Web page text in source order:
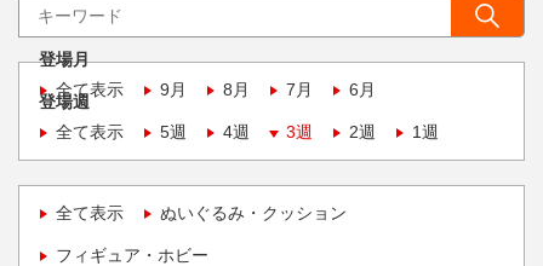
登場月
全て表示
9月 8月 7月 6月
登場週
全て表示
5週 4週 3週 2週 1週
全て表示 ぬいぐるみ・クッション
フィギュア・ホビー